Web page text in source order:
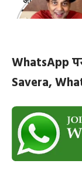
10 रोचक बातें,
WhatsApp
Savera,